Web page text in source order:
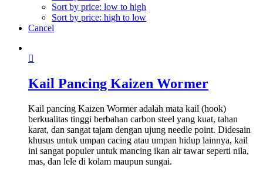
Sort by price: low to high
Sort by price: high to low
Cancel
Kail Pancing Kaizen Wormer
Kail pancing Kaizen Wormer adalah mata kail (hook)
berkualitas tinggi berbahan carbon steel yang kuat, tahan
karat, dan sangat tajam dengan ujung needle point. Didesain
khusus untuk umpan cacing atau umpan hidup lainnya, kail
ini sangat populer untuk mancing ikan air tawar seperti nila,
mas, dan lele di kolam maupun sungai.